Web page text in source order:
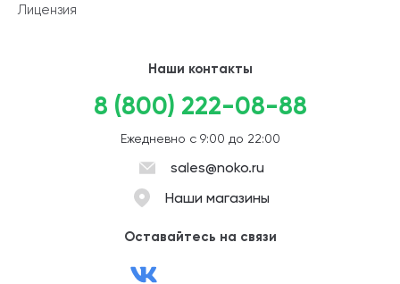
Лицензия
Наши контакты
8 (800) 222-08-88
Ежедневно с 9:00 до 22:00
sales@noko.ru
Наши магазины
Оставайтесь на связи